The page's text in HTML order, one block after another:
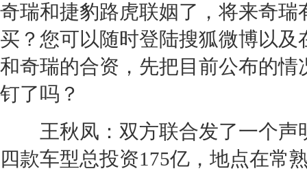
奇瑞和捷豹路虎联姻了，将来奇瑞
买？您可以随时登陆搜狐微博以
和奇瑞的合资，先把目前公布的
钉了吗？
王秋凤：双方联合发了一个声
四款车型总投资175亿，地点在常